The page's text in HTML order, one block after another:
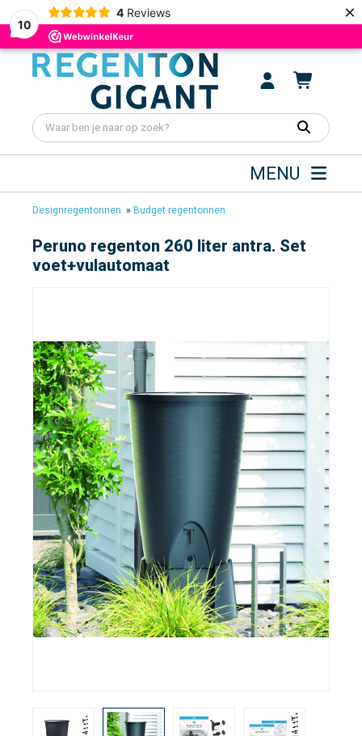
10
4 Reviews ×
MENU
Designregentonnen » Budget regentonnen
Peruno regenton 260 liter antra. Set
voet+vulautomaat